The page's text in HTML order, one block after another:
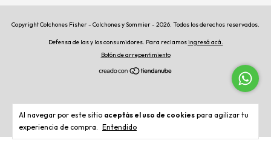
Al navegar por este sitio aceptás el uso de cookies para agilizar tu
experiencia de compra. Entendido
Copyright Colchones Fisher - Colchones y Sommier - 2026. Todos los derechos reservados.
Defensa de las y los consumidores. Para reclamosingresá acá.
Botón de arrepentimiento